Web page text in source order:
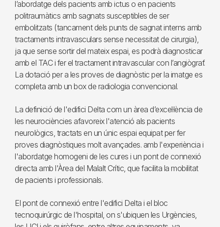
l’abordatge dels pacients amb ictus o en pacients
politraumàtics amb sagnats susceptibles de ser
embolitzats (tancament dels punts de sagnat interns amb
tractaments intravasculars sense necessitat de cirurgia),
ja que sense sortir del mateix espai, es podrà diagnosticar
amb el TAC i fer el tractament intravascular con l’angiògraf.
La dotació per a les proves de diagnòstic per la imatge es
completa amb un box de radiologia convencional.
La definició de l'edifici Delta com un àrea d’excel·lència de
les neurociències afavoreix l'atenció als pacients
neurològics, tractats en un únic espai equipat per fer
proves diagnòstiques molt avançades. amb l'experiència i
l'abordatge homogeni de les cures i un pont de connexió
directa amb l'Àrea del Malalt Crític, que facilita la mobilitat
de pacients i professionals.
El pont de connexió entre l'edifici Delta i el bloc
tecnoquirúrgic de l'hospital, on s'ubiquen les Urgències,